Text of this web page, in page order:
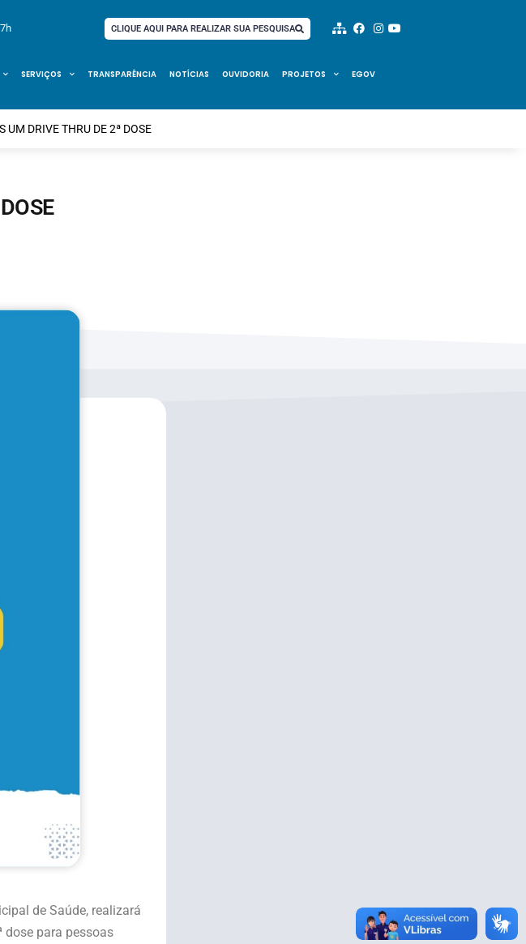
CLIQUE AQUI PARA REALIZAR SUA PESQUISA
SERVIÇOS TRANSPARÊNCIA NOTÍCIAS OUVIDORIA PROJETOS EGOV
UM DRIVE THRU DE 2ª DOSE
de Saúde, realizará
dose para pessoas